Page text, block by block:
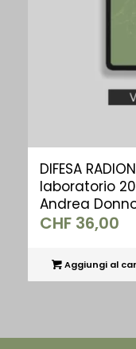
DIFESA
laboratorio
Andrea
CHF36,00
Aggiungi al